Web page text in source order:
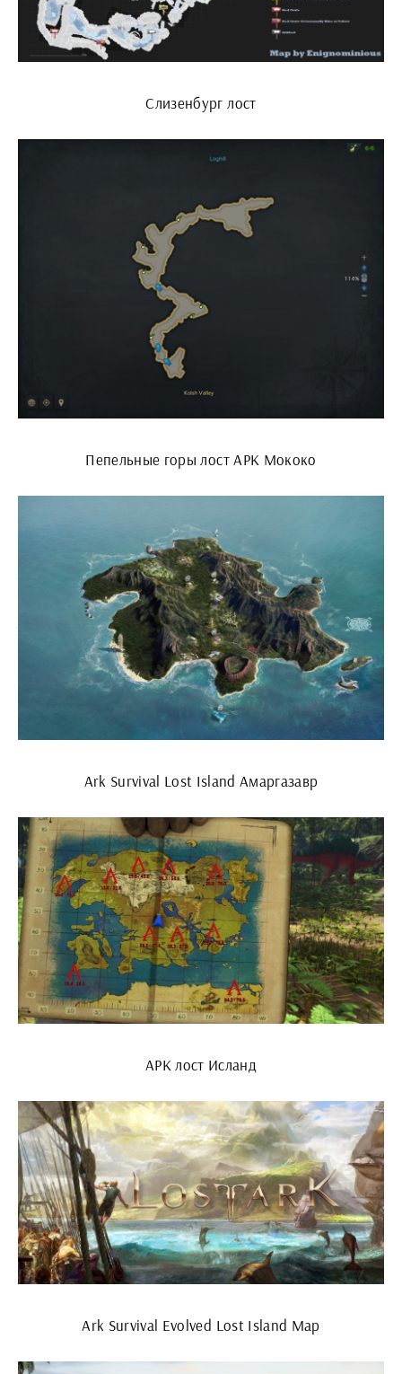
Слизенбург лост
Пепельные горы лост АРК Мококо
Ark Survival Lost Island Амаргазавр
АРК лост Исланд
Ark Survival Evolved Lost Island Map